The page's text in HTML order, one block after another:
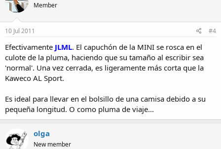
Member
10 Jul 2011 #4
Efectivamente JLML. El capuchón de la MINI se rosca en el
culote de la pluma, haciendo que su tamaño al escribir sea
'normal'. Una vez cerrada, es ligeramente más corta que la
Kaweco AL Sport.
Es ideal para llevar en el bolsillo de una camisa debido a su
pequeña longitud. O como pluma de viaje...
olga
New member